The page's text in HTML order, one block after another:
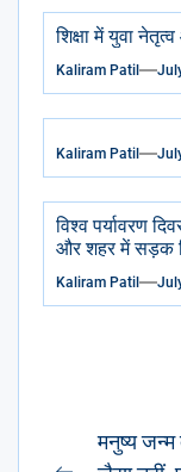
शिक्षा में युवा
Kaliram Patil
Kaliram Patil
विश्व पर्यावरण दिवस
और शहर में सड़क
Kaliram Patil
Postमनुष्य